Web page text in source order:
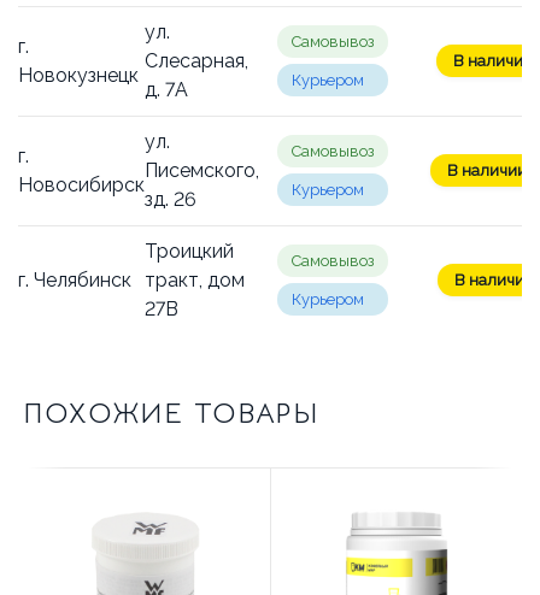
г.
Новокузнецк
ул.
Слесарная,
д. 7А
Самовывоз
Курьером
В наличии:
г.
Новосибирск
ул.
Писемского,
зд. 26
Самовывоз
Курьером
В наличии:
г. Челябинск
Троицкий
тракт, дом
27В
Самовывоз
Курьером
В наличии:
ПОХОЖИЕ ТОВАРЫ